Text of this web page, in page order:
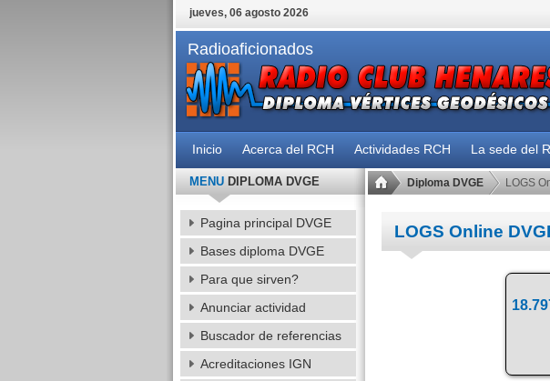
jueves, 06 agosto 2026
Radioaficionados
Inicio Acerca del RCH Actividades RCH La sede del
Diploma DVGE LOGS
LOGS Online
MENUDIPLOMA DVGE
Pagina principal DVGE
Bases diploma DVGE
Para que sirven?
Anunciar actividad
Buscador de referencias
Acreditaciones IGN